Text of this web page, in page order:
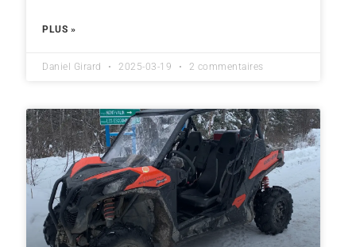
PLUS »
Daniel Girard 2025-03-19 2 commentaires